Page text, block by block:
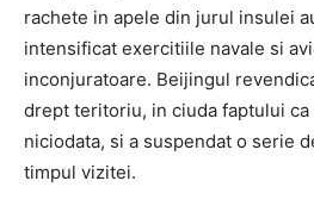
rachete in apele din jurul insulei
intensificat exercitiile navale si
inconjuratoare. Beijingul
drept teritoriu, in ciuda faptului
niciodata, si a suspendat o serie
timpul vizitei.